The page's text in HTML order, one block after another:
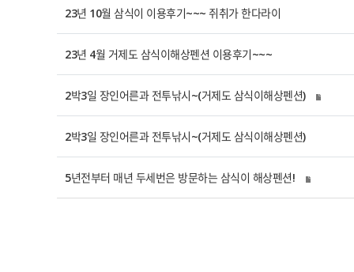
23년 10월 삼식이 이용후기~~~ 쥐취가 한다라이
23년 4월 거제도 삼식이해상펜션 이용후기~~~
2박3일 장인어른과 전투낚시~(거제도 삼식이해상펜션)
2박3일 장인어른과 전투낚시~(거제도 삼식이해상펜션)
5년전부터 매년 두세번은 방문하는 삼식이 해상펜션!